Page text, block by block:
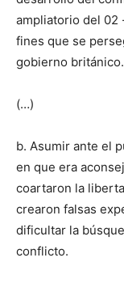
ampliatorio del 02
fines que se
gobierno británico.
(…)
b. Asumir ante el
en que era
coartaron la
crearon falsas
dificultar la
conflicto.